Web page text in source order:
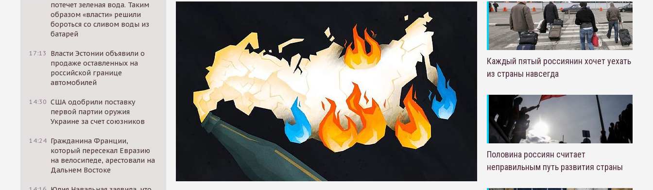
потечет зеленая вода. Таким
образом «власти» решили
бороться со сливом воды из
батарей
17:13
Власти Эстонии объявили о
продаже оставленных на
российской границе
автомобилей
14:30 США одобрили поставку
первой партии оружия
Украине за счет союзников
14:24 Гражданина Франции,
который пересекал Евразию
на велосипеде, арестовали на
Дальнем Востоке
Каждый пятый россиянин хочет уехать
из страны навсегда
Половина россиян считает
неправильным путь развития страны